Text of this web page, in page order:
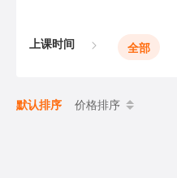
上课时间 全部
默认排序 价格排序